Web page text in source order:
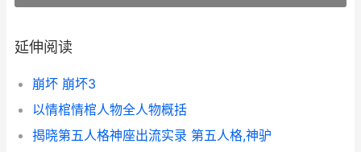
延伸阅读
崩坏 崩坏3
以情棺情棺人物全人物概括
揭晓第五人格神座出流实录 第五人格,神驴